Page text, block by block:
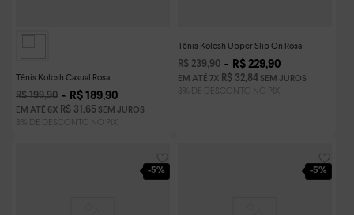
Tênis Kolosh Casual Rosa
R$ 199,90 R$ 189,90
EM ATÉ 6X R$ 31 ,65 SEM JUROS
Tênis Kolosh Upper Slip On Rosa
R$ 239,90 R$ 229,90
EM ATÉ 7X R$ 32,84SEM JUROS
-5% -5%